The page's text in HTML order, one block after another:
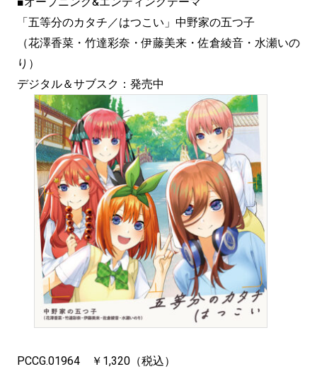
「五等分のカタチ／はつこい」中野家の五つ子
（花澤香菜・竹達彩奈・伊藤美来・佐倉綾音・水瀬いの
り）
デジタル＆サブスク：発売中
PCCG.01964 ￥1,320（税込）